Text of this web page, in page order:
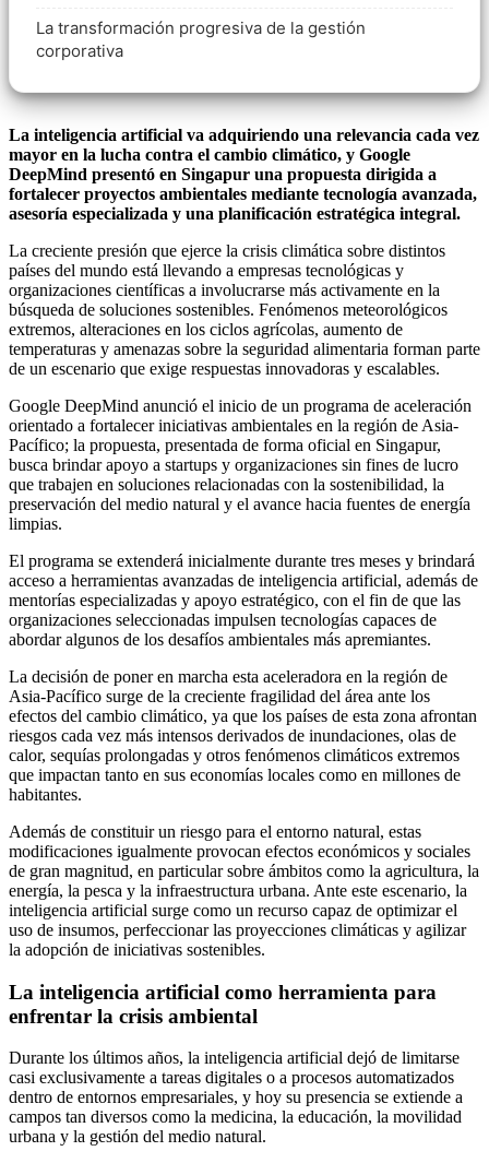
La transformación progresiva de la gestión
corporativa
La inteligencia artificial va adquiriendo una relevancia cada vez
mayor en la lucha contra el cambio climático, y Google
DeepMind presentó en Singapur una propuesta dirigida a
fortalecer proyectos ambientales mediante tecnología avanzada,
asesoría especializada y una planificación estratégica integral.
La creciente presión que ejerce la crisis climática sobre distintos
países del mundo está llevando a empresas tecnológicas y
organizaciones científicas a involucrarse más activamente en la
búsqueda de soluciones sostenibles. Fenómenos meteorológicos
extremos, alteraciones en los ciclos agrícolas, aumento de
temperaturas y amenazas sobre la seguridad alimentaria forman parte
de un escenario que exige respuestas innovadoras y escalables.
Google DeepMind anunció el inicio de un programa de aceleración
orientado a fortalecer iniciativas ambientales en la región de Asia-
Pacífico; la propuesta, presentada de forma oficial en Singapur,
busca brindar apoyo a startups y organizaciones sin fines de lucro
que trabajen en soluciones relacionadas con la sostenibilidad, la
preservación del medio natural y el avance hacia fuentes de energía
limpias.
El programa se extenderá inicialmente durante tres meses y brindará
acceso a herramientas avanzadas de inteligencia artificial, además de
mentorías especializadas y apoyo estratégico, con el fin de que las
organizaciones seleccionadas impulsen tecnologías capaces de
abordar algunos de los desafíos ambientales más apremiantes.
La decisión de poner en marcha esta aceleradora en la región de
Asia-Pacífico surge de la creciente fragilidad del área ante los
efectos del cambio climático, ya que los países de esta zona afrontan
riesgos cada vez más intensos derivados de inundaciones, olas de
calor, sequías prolongadas y otros fenómenos climáticos extremos
que impactan tanto en sus economías locales como en millones de
habitantes.
Además de constituir un riesgo para el entorno natural, estas
modificaciones igualmente provocan efectos económicos y sociales
de gran magnitud, en particular sobre ámbitos como la agricultura, la
energía, la pesca y la infraestructura urbana. Ante este escenario, la
inteligencia artificial surge como un recurso capaz de optimizar el
uso de insumos, perfeccionar las proyecciones climáticas y agilizar
la adopción de iniciativas sostenibles.
La inteligencia artificial como herramienta para
enfrentar la crisis ambiental
Durante los últimos años, la inteligencia artificial dejó de limitarse
casi exclusivamente a tareas digitales o a procesos automatizados
dentro de entornos empresariales, y hoy su presencia se extiende a
campos tan diversos como la medicina, la educación, la movilidad
urbana y la gestión del medio natural.